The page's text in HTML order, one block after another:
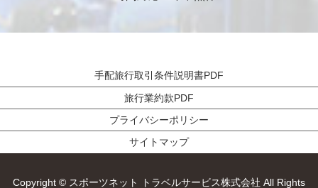
手配旅行取引条件説明書PDF
旅行業約款PDF
プライバシーポリシー
サイトマップ
Copyright © スポーツネット トラベルサービス株式会社 All Rights